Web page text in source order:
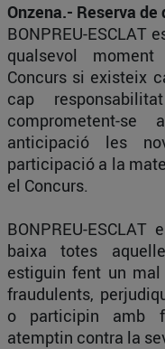
Onzena.- Reserva de
BONPREU-ESCLAT
qualsevol
Concurs si existeix
cap
comprometent-
anticipació les
participació a la
el Concurs.
BONPREU-
baixa totes
estiguin fent un
fraudulents,
o participin amb
atemptin contra la